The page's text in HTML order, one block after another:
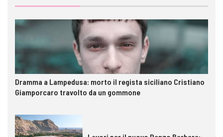
Dramma a Lampedusa: morto il regista siciliano Cristiano
Giamporcaro travolto da un gommone